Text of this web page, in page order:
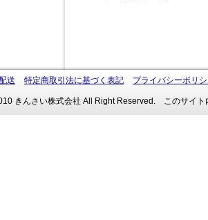
送 特定商取引法に基づく表記 プライバシーポリ
きんさい株式会社 All Right Reserved. このサイト